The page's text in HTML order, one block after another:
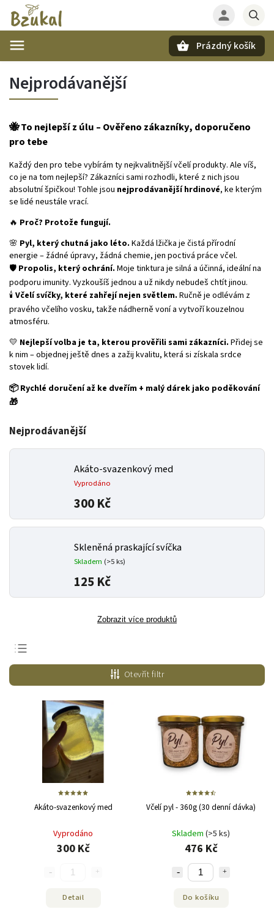
Prázdný košík
Nejprodávanější
🐝 To nejlepší z úlu – Ověřeno zákazníky, doporučeno
pro tebe
Každý den pro tebe vybírám ty nejkvalitnější včelí produkty. Ale víš,
co je na tom nejlepší? Zákazníci sami rozhodli, které z nich jsou
absolutní špičkou! Tohle jsou nejprodávanější hrdinové, ke kterým
se lidé neustále vrací.
🔥 Proč? Protože fungují.
🌸 Pyl, který chutná jako léto. Každá lžička je čistá přírodní
energie – žádné úpravy, žádná chemie, jen poctivá práce včel.
🛡️ Propolis, který ochrání. Moje tinktura je silná a účinná, ideální na
podporu imunity. Vyzkoušíš jednou a už nikdy nebudeš chtít jinou.
🕯️ Včelí svíčky, které zahřejí nejen světlem. Ručně je odlévám z
pravého včelího vosku, takže nádherně voní a vytvoří kouzelnou
atmosféru.
💛 Nejlepší volba je ta, kterou prověřili sami zákazníci. Přidej se
k nim – objednej ještě dnes a zažij kvalitu, která si získala srdce
stovek lidí.
📦 Rychlé doručení až ke dveřím + malý dárek jako poděkování
🎁
Nejprodávanější
Akáto-svazenkový med
Vyprodáno
300 Kč
Skleněná praskající svíčka
Skladem (>5 ks)
125 Kč
Zobrazit více produktů
Nejlevnější
Nejdražší
Nejprodávanější
Abecedně
Otevřít filtr
Akáto-svazenkový med
Vyprodáno
300 Kč
Detail
Včelí pyl - 360g (30 denní dávka)
Skladem (>5 ks)
476 Kč
Do košíku